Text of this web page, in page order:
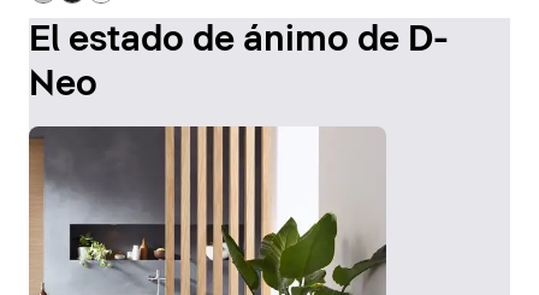
El estado de ánimo de D-
Neo